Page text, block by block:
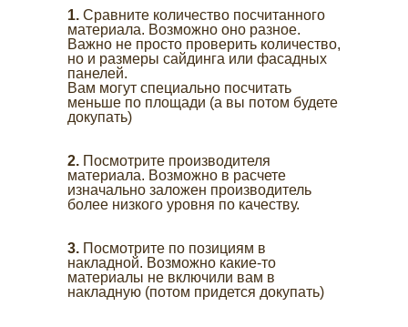
1. Сравните количество посчитанного
материала. Возможно оно разное.
Важно не просто проверить количество,
но и размеры сайдинга или фасадных
панелей.
Вам могут специально посчитать
меньше по площади (а вы потом будете
докупать)
2. Посмотрите производителя
материала. Возможно в расчете
изначально заложен производитель
более низкого уровня по качеству.
3. Посмотрите по позициям в
накладной. Возможно какие-то
материалы не включили вам в
накладную (потом придется докупать)